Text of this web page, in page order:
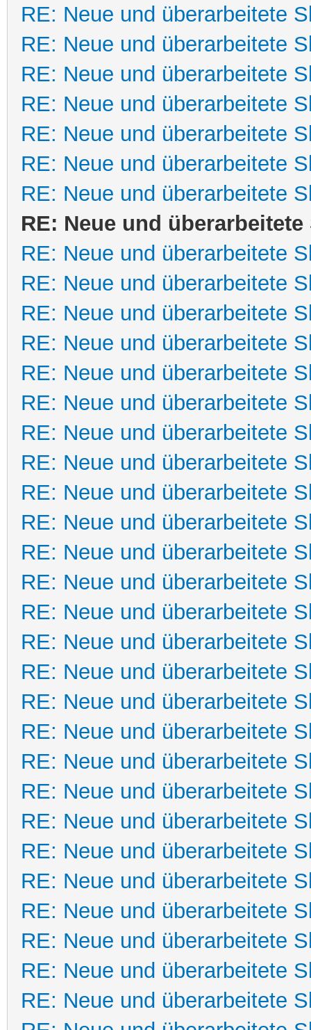
RE: Neue und überarbeitete
RE: Neue und überarbeitete
RE: Neue und überarbeitete
RE: Neue und überarbeitete
RE: Neue und überarbeitete
RE: Neue und überarbeitete
RE: Neue und überarbeitete
RE: Neue und
RE: Neue und überarbeitete
RE: Neue und überarbeitete
RE: Neue und überarbeitete
RE: Neue und überarbeitete
RE: Neue und überarbeitete
RE: Neue und überarbeitete
RE: Neue und überarbeitete
RE: Neue und überarbeitete
RE: Neue und überarbeitete
RE: Neue und überarbeitete
RE: Neue und überarbeitete
RE: Neue und überarbeitete
RE: Neue und überarbeitete
RE: Neue und überarbeitete
RE: Neue und überarbeitete
RE: Neue und überarbeitete
RE: Neue und überarbeitete
RE: Neue und überarbeitete
RE: Neue und überarbeitete
RE: Neue und überarbeitete
RE: Neue und überarbeitete
RE: Neue und überarbeitete
RE: Neue und überarbeitete
RE: Neue und überarbeitete
RE: Neue und überarbeitete
RE: Neue und überarbeitete